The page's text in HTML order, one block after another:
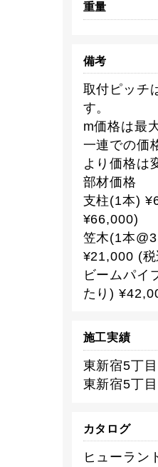
重量
備考
取付ピッチ
す。
m価格は最
一連での価
より価格は
部材価格
支柱(1本)
¥66,000)
笠木(1本
¥21,000 (
ビームパイ
たり)
施工実績
東新宿5丁目
東新宿5丁目
カタログ
ヒューラン